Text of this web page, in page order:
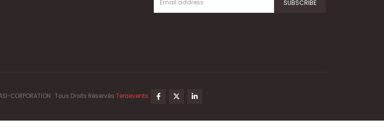
CORPORATION . Tous Droits Réservés Teraevents